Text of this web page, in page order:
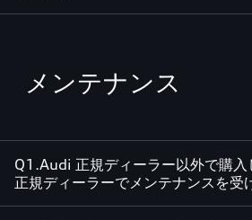
メンテナンス
Q1.Audi 正規ディーラー以外で購入
正規ディーラーでメンテナンスを受